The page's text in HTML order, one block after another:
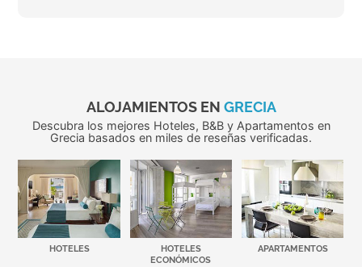
ALOJAMIENTOS EN GRECIA
Descubra los mejores Hoteles, B&B y Apartamentos en
Grecia basados en miles de reseñas verificadas.
HOTELES
HOTELES
ECONÓMICOS
APARTAMENTOS